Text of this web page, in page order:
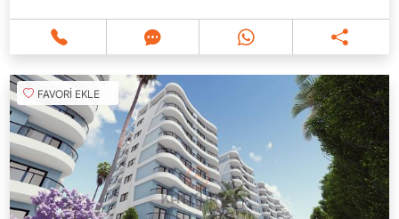
FAVORİ EKLE